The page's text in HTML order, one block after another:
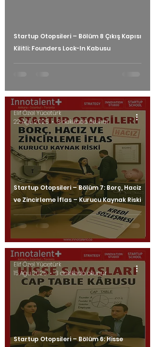
Startup Otopsileri – Bölüm 8 Çıkış Kapısı
Kilitli: Founders Lock-In Kabusu
Startup Otopsileri – Bölüm 7: Borç, Haciz
ve Zincirleme İflas – Kurucu Kaynak Riski
Elif Özel Yücetürk
22 Ağu 2025
3 dakikada okunur
Startup Otopsileri – Bölüm 6: Hisse
Elif Özel Yücetürk
15 Ağu 2025
3 dakikada okunur